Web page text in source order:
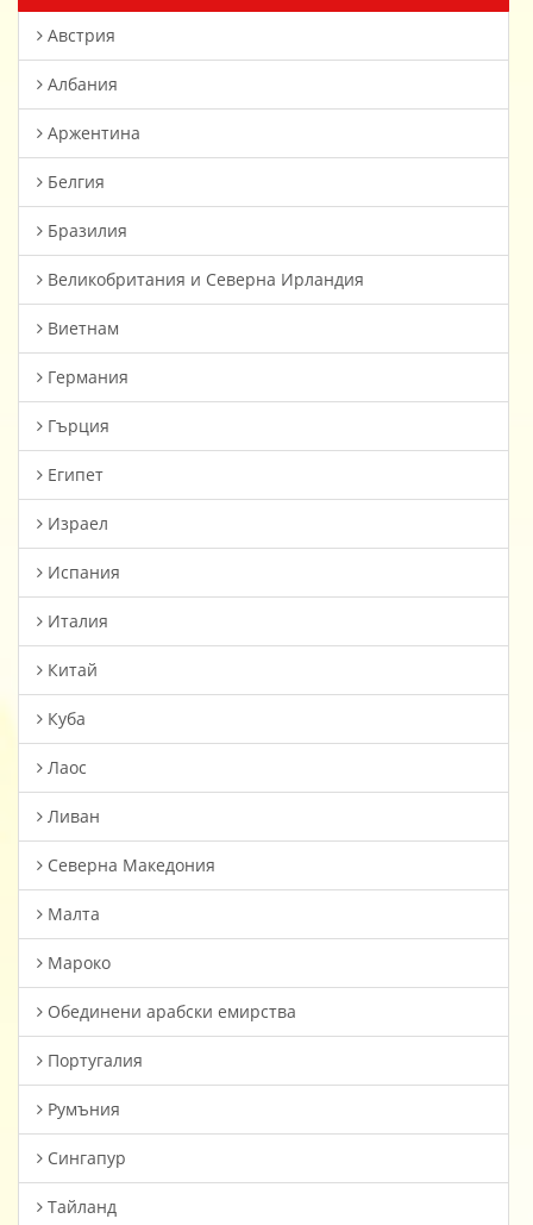
Австрия
Албания
Аржентина
Белгия
Бразилия
Великобритания и Северна Ирландия
Виетнам
Германия
Гърция
Египет
Израел
Испания
Италия
Китай
Куба
Лаос
Ливан
Северна Македония
Малта
Мароко
Oбединени арабски емирства
Португалия
Румъния
Сингапур
Тайланд